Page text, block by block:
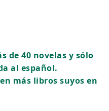
de 40 novelas y sólo
al español.
más libros suyos en